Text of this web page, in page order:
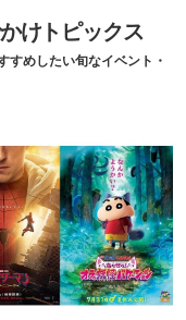
けトピックス
すめしたい旬なイベント・